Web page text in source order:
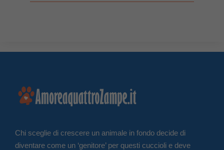
Chi sceglie di crescere un animale in fondo decide di
diventare come un ‘genitore’ per questi cuccioli e deve